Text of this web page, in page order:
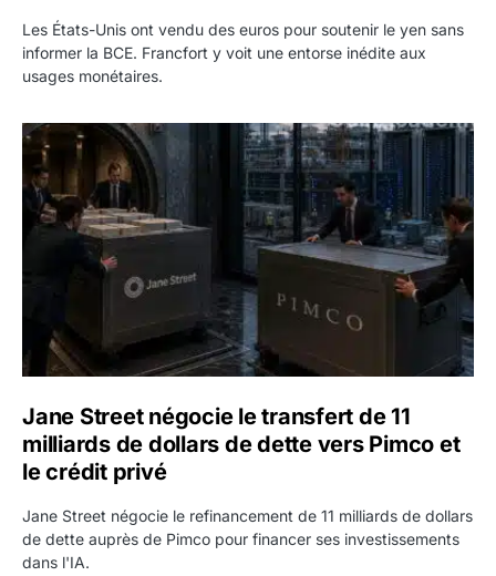
Les États-Unis ont vendu des euros pour soutenir le yen sans
informer la BCE. Francfort y voit une entorse inédite aux
usages monétaires.
Jane Street négocie le transfert de 11 milliards de
Jane Street négocie le transfert de 11
milliards de dollars de dette vers Pimco et
le crédit privé
Jane Street négocie le refinancement de 11 milliards de dollars
de dette auprès de Pimco pour financer ses investissements
dans l'IA.